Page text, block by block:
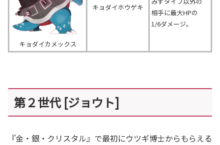
キョダイカメックス
キョダイホウゲキ
相手に最大HPの
1/6ダメージ。
第２世代 [ジョウト]
『金・銀・クリスタル』で最初にウツギ博士からもらえる